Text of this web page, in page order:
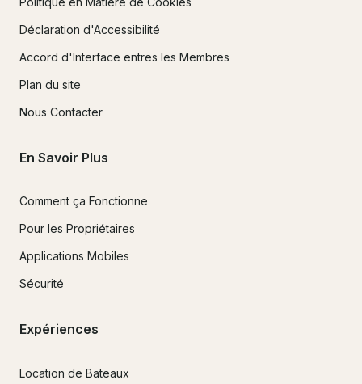
Déclaration d'Accessibilité
Accord d'Interface entres les Membres
Plan du site
Nous Contacter
En Savoir Plus
Comment ça Fonctionne
Pour les Propriétaires
Applications Mobiles
Sécurité
Expériences
Location de Bateaux